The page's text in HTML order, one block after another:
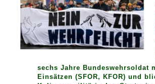
sechs Jahre Bundeswehrsoldat
Einsätzen (SFOR, KFOR) und